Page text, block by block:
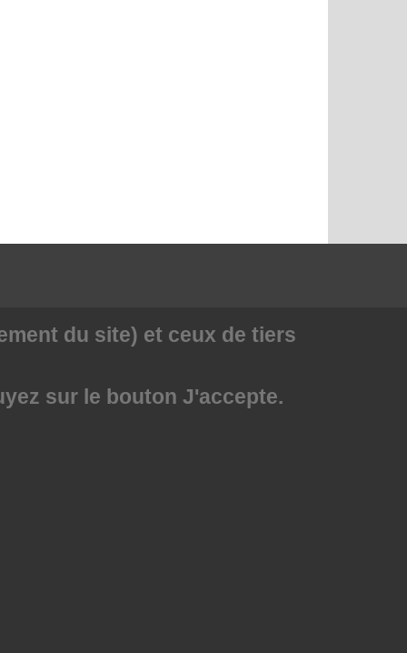
du site) et ceux de tiers
sur le bouton J'accepte.